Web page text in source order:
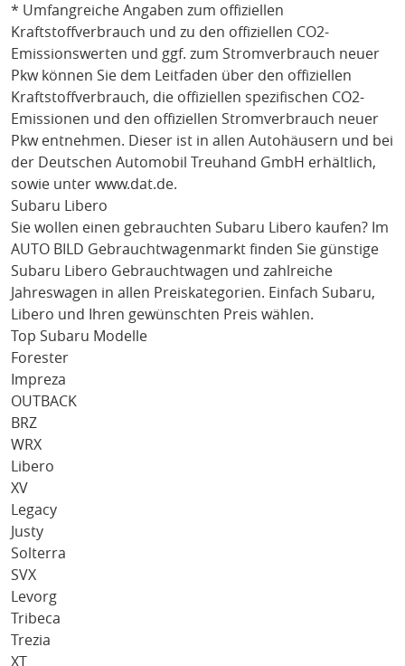
* Umfangreiche Angaben zum offiziellen
Kraftstoffverbrauch und zu den offiziellen CO2-
Emissionswerten und ggf. zum Stromverbrauch neuer
Pkw können Sie dem Leitfaden über den offiziellen
Kraftstoffverbrauch, die offiziellen spezifischen CO2-
Emissionen und den offiziellen Stromverbrauch neuer
Pkw entnehmen. Dieser ist in allen Autohäusern und bei
der Deutschen Automobil Treuhand GmbH erhältlich,
sowie unter www.dat.de.
Subaru Libero
Sie wollen einen gebrauchten Subaru Libero kaufen? Im
AUTO BILD Gebrauchtwagenmarkt finden Sie günstige
Subaru Libero Gebrauchtwagen und zahlreiche
Jahreswagen in allen Preiskategorien. Einfach Subaru,
Libero und Ihren gewünschten Preis wählen.
Top Subaru Modelle
Forester
Impreza
OUTBACK
BRZ
WRX
Libero
XV
Legacy
Justy
Solterra
SVX
Levorg
Tribeca
Trezia
XT